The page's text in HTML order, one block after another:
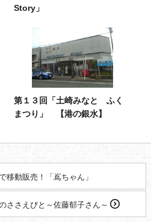
Story」
第１３回「土崎みなと ふく
まつり」 【港の銀水】
移動販売！「嶌ちゃん」
ささえびと～佐藤郁子さん～